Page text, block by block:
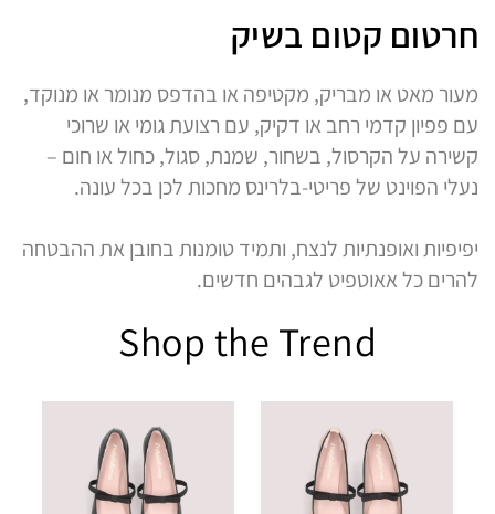
חרטום קטום בשיק
מעור מאט או מבריק, מקטיפה או בהדפס מנומר או מנוקד,
עם פפיון קדמי רחב או דקיק, עם רצועת גומי או שרוכי
קשירה על הקרסול, בשחור, שמנת, סגול, כחול או חום –
נעלי הפוינט של פריטי-בלרינס מחכות לכן בכל עונה.
יפיפיות ואופנתיות לנצח, ותמיד טומנות בחובן את ההבטחה
להרים כל אאוטפיט לגבהים חדשים.
Shop the Trend